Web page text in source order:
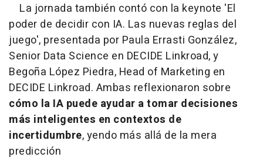
La jornada también contó con la keynote 'El
poder de decidir con IA. Las nuevas reglas del
juego', presentada por Paula Errasti González,
Senior Data Science en DECIDE Linkroad, y
Begoña López Piedra, Head of Marketing en
DECIDE Linkroad. Ambas reflexionaron sobre
cómo la IA puede ayudar a tomar decisiones
más inteligentes en contextos de
incertidumbre, yendo más allá de la mera
predicción